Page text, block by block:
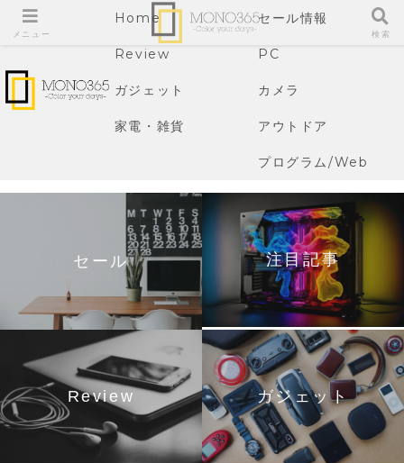
Home セール情報
Review PC
ガジェット カメラ
家電・雑貨 アウトドア
プログラム/Web
セール 注目記事
Review ガジェット
メニュー 検索